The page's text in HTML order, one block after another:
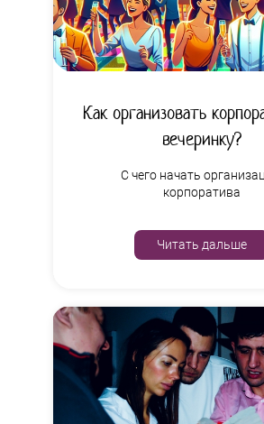
Как организовать
вечеринку?
С чего начать
корпоратива
Читать дальше